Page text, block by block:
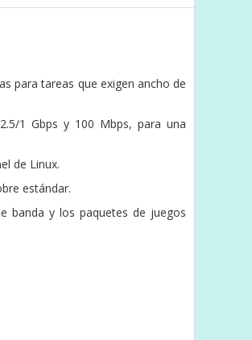
para tareas que exigen ancho de
1 Gbps y 100 Mbps, para una
de Linux.
estándar.
banda y los paquetes de juegos